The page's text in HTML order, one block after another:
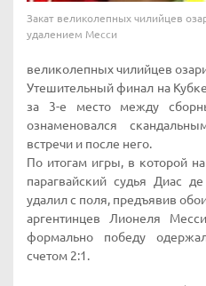
Закат великолепных чилийцев
удалением Месси
великолепных чилийцев
Утешительный финал на
за 3-е место между
ознаменовался
встречи и после него.
По итогам игры, в которой
парагвайский судья Диас
удалил с поля, предъявив
аргентинцев Лионеля
формально победу
счетом 2:1.